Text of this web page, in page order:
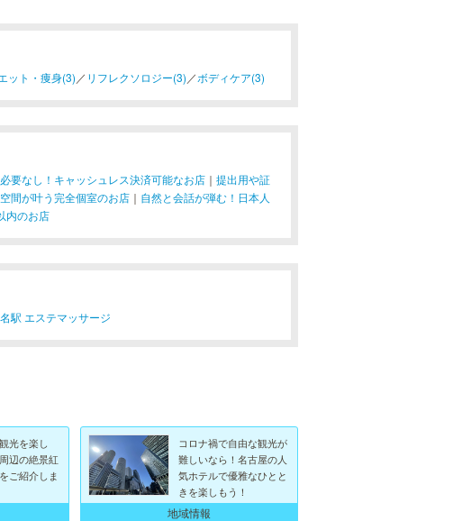
ット・痩身(3) ／ リフレクソロジー(3) ／ボディケア(3)
要なし！キャッシュレス決済可能なお店 ｜ 提出用や証
間が叶う完全個室のお店 ｜ 自然と会話が弾む！日本人
内のお店
名駅 エステマッサージ
光を楽し
辺の絶景紅
ご紹介しま
コロナ禍で自由な観光が
難しいなら！名古屋の人
気ホテルで優雅なひとと
きを楽しもう！
地域情報